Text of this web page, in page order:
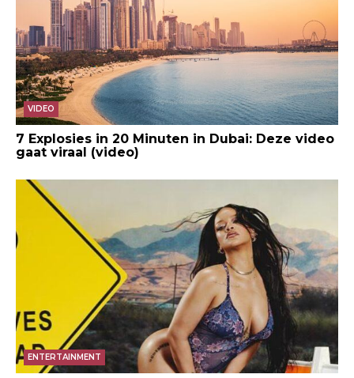
VIDEO
7 Explosies in 20 Minuten in Dubai: Deze video
gaat viraal (video)
ENTERTAINMENT